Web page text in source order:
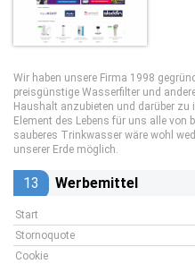
Wir haben unsere Firma 1998
preisgünstige Wasserfilter und
Haushalt anzubieten und darüber
Element des Lebens für uns alle von
sauberes Trinkwasser wäre wohl
unserer Erde möglich.
13 Werbemittel
Start
Stornoquote
Cookie